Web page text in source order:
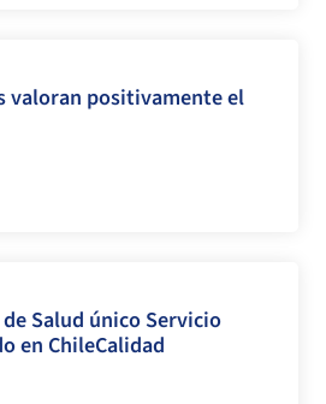
valoran positivamente el
Salud único Servicio
en ChileCalidad